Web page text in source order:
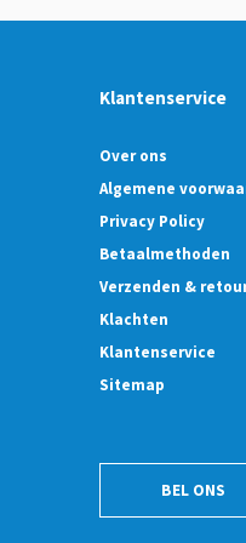
Klantenservice
Over ons
Algemene
Privacy Policy
Betaalmethoden
Verzenden &
Klachten
Klantenservice
Sitemap
BEL ONS